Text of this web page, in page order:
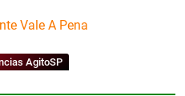
Vale A Pena
AgitoSP